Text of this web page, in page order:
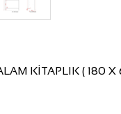
KİTAPLIK ( 180 X